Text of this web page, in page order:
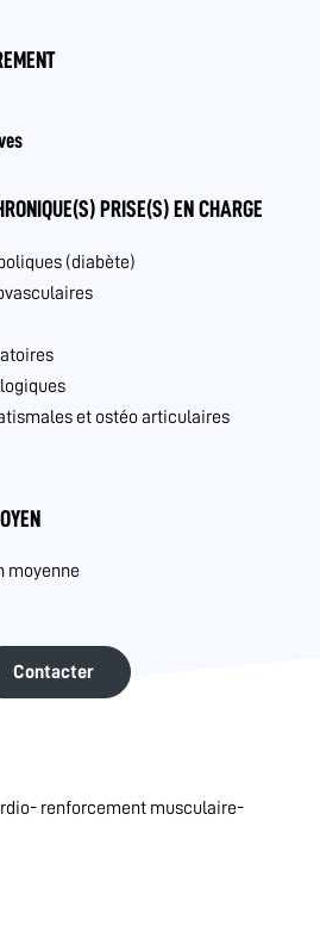
PRISE(S) EN CHARGE
(diabète)
et ostéo articulaires
moyenne
Contacter
renforcement musculaire-